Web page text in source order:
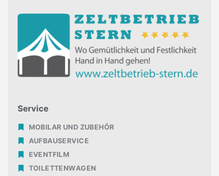
Service
MOBILAR UND ZUBEHÖR
AUFBAUSERVICE
EVENTFILM
TOILETTENWAGEN